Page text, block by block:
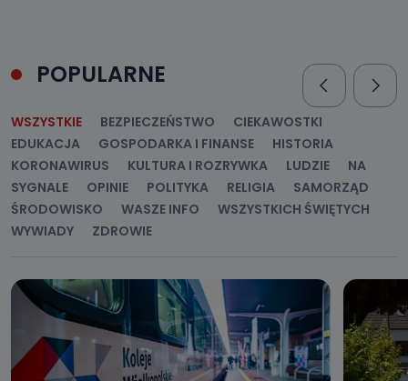
POPULARNE
WSZYSTKIE BEZPIECZEŃSTWO
CIEKAWOSTKI
EDUKACJA
GOSPODARKA I FINANSE
HISTORIA
KORONAWIRUS
KULTURA I ROZRYWKA LUDZIE
NA
SYGNALE
OPINIE POLITYKA RELIGIA
SAMORZĄD
ŚRODOWISKO
WASZE INFO
WSZYSTKICH ŚWIĘTYCH
WYWIADY
ZDROWIE